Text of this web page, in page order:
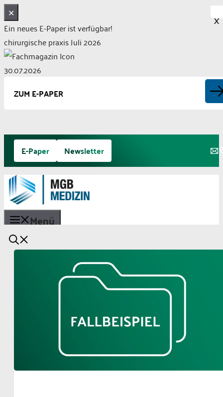
✕
Ein neues E-Paper ist verfügbar!
chirurgische praxis Juli 2026
30.07.2026
ZUM E-PAPER
Zum
Inhalt
springen
E-Paper Newsletter
Menü
X